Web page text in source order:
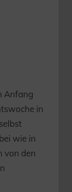
Anfang
in
wie in
von den